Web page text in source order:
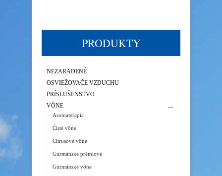
PRODUKTY
NEZARADENÉ
OSVIEŽOVAČE VZDUCHU
PRÍSLUŠENSTVO
VÔNE
Aromaterapia
Čisté vône
Citrusové vône
Gurmánske prémiové
Gurmánske vône